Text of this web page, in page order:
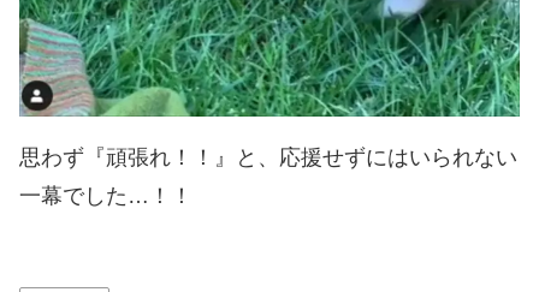
思わず『頑張れ！！』と、応援せずにはいられない
一幕でした…！！